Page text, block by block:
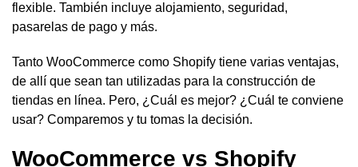
flexible. También incluye alojamiento, seguridad,
pasarelas de pago y más.
Tanto WooCommerce como Shopify tiene varias ventajas,
de allí que sean tan utilizadas para la construcción de
tiendas en línea. Pero, ¿Cuál es mejor? ¿Cuál te conviene
usar? Comparemos y tu tomas la decisión.
WooCommerce vs Shopify